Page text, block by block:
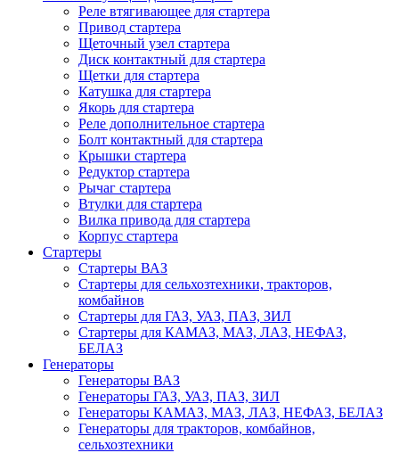
Реле втягивающее для стартера
Привод стартера
Щеточный узел стартера
Диск контактный для стартера
Щетки для стартера
Катушка для стартера
Якорь для стартера
Реле дополнительное стартера
Болт контактный для стартера
Крышки стартера
Редуктор стартера
Рычаг стартера
Втулки для стартера
Вилка привода для стартера
Корпус стартера
Стартеры
Стартеры ВАЗ
Стартеры для сельхозтехники, тракторов,
комбайнов
Стартеры для ГАЗ, УАЗ, ПАЗ, ЗИЛ
Стартеры для КАМАЗ, МАЗ, ЛАЗ, НЕФАЗ,
БЕЛАЗ
Генераторы
Генераторы ВАЗ
Генераторы ГАЗ, УАЗ, ПАЗ, ЗИЛ
Генераторы КАМАЗ, МАЗ, ЛАЗ, НЕФАЗ, БЕЛАЗ
Генераторы для тракторов, комбайнов,
сельхозтехники